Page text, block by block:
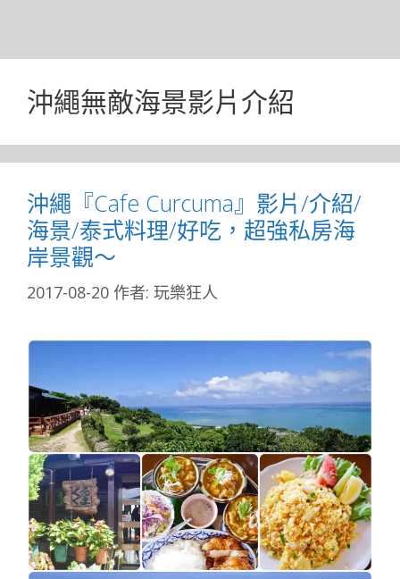
沖繩無敵海景影片介紹
沖繩『Cafe Curcuma』影片/介紹/
海景/泰式料理/好吃，超強私房海
岸景觀～
2017-08-20 作者: 玩樂狂人